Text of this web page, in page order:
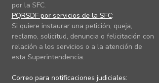
por la SFC.
PQRSDF por servicios de la SFC:
Si quiere instaurar una petición, queja,
reclamo, solicitud, denuncia o felicitación con
relación a los servicios o a la atención de
esta Superintendencia.
Correo para notificaciones judiciales: